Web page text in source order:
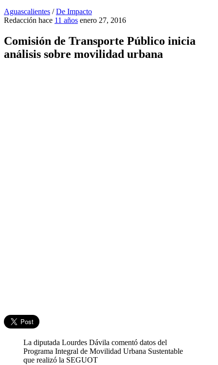
Aguascalientes /De Impacto
Redacción hace 11 años enero 27, 2016
Comisión de Transporte Público inicia
análisis sobre movilidad urbana
La diputada Lourdes Dávila comentó datos del
Programa Integral de Movilidad Urbana Sustentable
que realizó la SEGUOT